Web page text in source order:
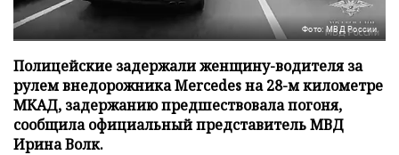
Фото: МВД России
Полицейские задержали женщину-водителя за
рулем внедорожника Mercedes на 28-м километре
МКАД, задержанию предшествовала погоня,
сообщила официальный представитель МВД
Ирина Волк.